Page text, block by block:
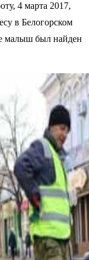
4 марта 2017,
в Белогорском
малыш был найден